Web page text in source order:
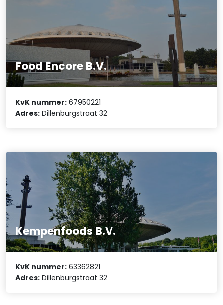
Food Encore B.V.
KvK nummer: 67950221
Adres: Dillenburgstraat 32
Kempenfoods B.V.
KvK nummer: 63362821
Adres: Dillenburgstraat 32